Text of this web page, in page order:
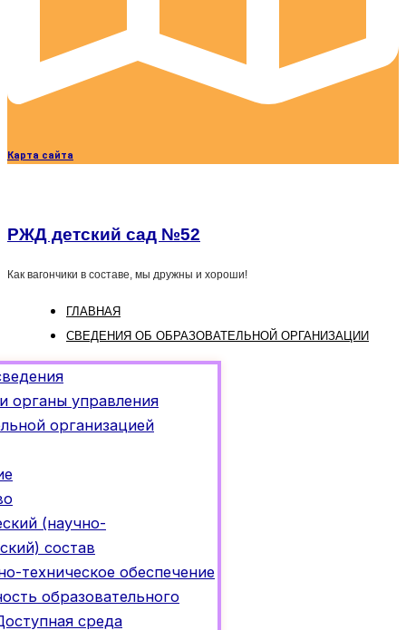
Карта сайта
РЖД детский сад №52
Как вагончики в составе, мы дружны и хороши!
ГЛАВНАЯ
СВЕДЕНИЯ ОБ ОБРАЗОВАТЕЛЬНОЙ ОРГАНИЗАЦИИ
органы управления
организацией
(научно-
состав
техническое обеспечение
образовательного
среда